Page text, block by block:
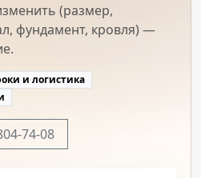
(размер,
фундамент, кровля) —
и логистика
74-08